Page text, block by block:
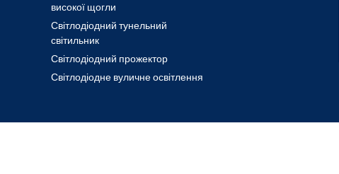
високої щогли
Світлодіодний тунельний
світильник
Світлодіодний прожектор
Світлодіодне вуличне освітлення